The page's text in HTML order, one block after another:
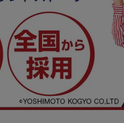
この度は、タンスのゲンを
ざいます。
当商品の肌触りや暖かさに
しく思っております。
また、お使いいただく中で
ら、ご連絡いただけますと
またのご利用、心よりお待